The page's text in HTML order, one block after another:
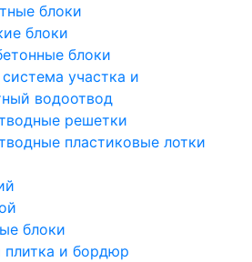
блоки
блоки
блоки
участка и
водоотвод
решетки
пластиковые лотки
блоки
плитка и бордюр